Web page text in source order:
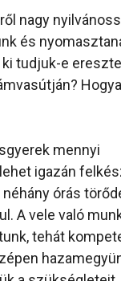
nagy
és
tudjuk-e
mennyi
igazán
órás
A vele való
tehát